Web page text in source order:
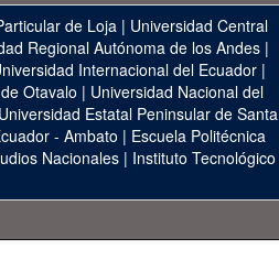
de Loja | Universidad Central
Regional Autónoma de los Andes|
Internacional del Ecuador|
Otavalo | Universidad Nacional del
Universidad Estatal Peninsular de Santa
- Ambato | Escuela Politécnica
Nacionales | Instituto Tecnológico